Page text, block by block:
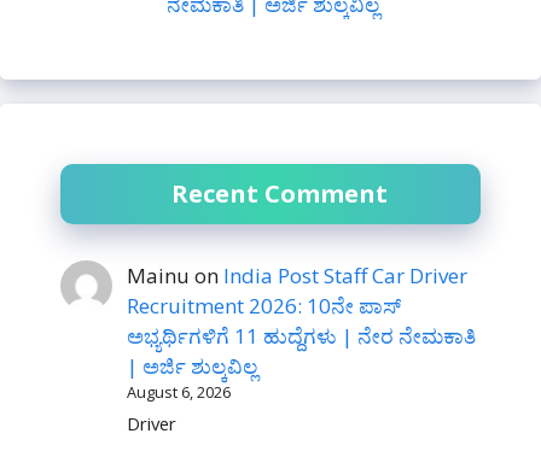
Recent Comment
Mainu on India Post Staff Car Driver
Recruitment 2026: 10ನೇ ಪಾಸ್
ಅಭ್ಯರ್ಥಿಗಳಿಗೆ 11 ಹುದ್ದೆಗಳು | ನೇರ ನೇಮಕಾತಿ
| ಅರ್ಜಿ ಶುಲ್ಕವಿಲ್ಲ
August 6, 2026
Driver